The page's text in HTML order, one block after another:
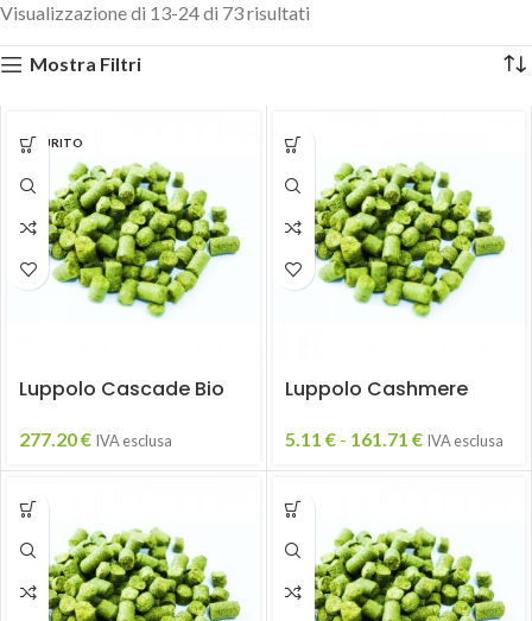
Visualizzazione di 13-24 di 73 risultati
Mostra Filtri
ESAURITO
Luppolo Cascade Bio
277.20€ IVA esclusa
Luppolo Cashmere
5.11 € - 161.71 € IVA esclusa